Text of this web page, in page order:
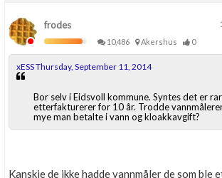
frodes
10,486
Akershus 0
xESS Thursday, September 11, 2014
Bor selv i Eidsvoll kommune. Syntes det er
etterfakturerer for 10 år. Trodde
mye man betalte i vann og kloakkavgift?
Kanskje de ikke hadde vannmåler de som